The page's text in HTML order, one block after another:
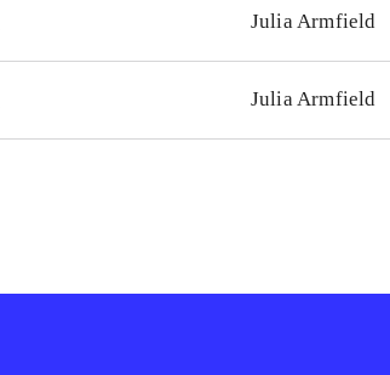
Julia Armfield
Julia Armfield